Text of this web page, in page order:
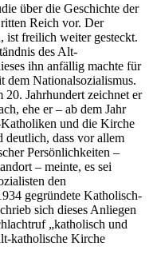
über die Geschichte der
Reich vor. Der
ist freilich weiter gesteckt.
des Alt-
ihn anfällig machte für
dem Nationalsozialismus.
Jahrhundert zeichnet er
ehe er – ab dem Jahr
und die Kirche
dass vor allem
Persönlichkeiten –
– meinte, es sei
den
gegründete Katholisch-
sich dieses Anliegen
„katholisch und
katholische Kirche